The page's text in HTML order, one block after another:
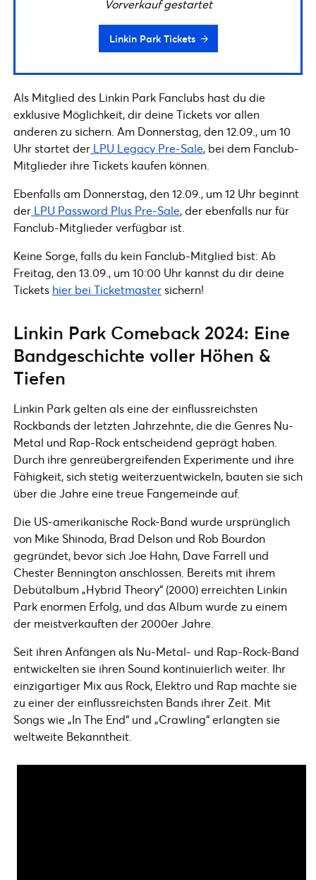
Vorverkauf gestartet
Linkin Park Tickets
Als Mitglied des Linkin Park Fanclubs hast du die
exklusive Möglichkeit, dir deine Tickets vor allen
anderen zu sichern. Am Donnerstag, den 12.09., um 10
Uhr startet der LPU Legacy Pre-Sale, bei dem Fanclub-
Mitglieder ihre Tickets kaufen können.
Ebenfalls am Donnerstag, den 12.09., um 12 Uhr beginnt
der LPU Password Plus Pre-Sale, der ebenfalls nur für
Fanclub-Mitglieder verfügbar ist.
Keine Sorge, falls du kein Fanclub-Mitglied bist: Ab
Freitag, den 13.09., um 10:00 Uhr kannst du dir deine
Tickets hier bei Ticketmastersichern!
Linkin Park Comeback 2024: Eine
Bandgeschichte voller Höhen &
Tiefen
Linkin Park gelten als eine der einflussreichsten
Rockbands der letzten Jahrzehnte, die die Genres Nu-
Metal und Rap-Rock entscheidend geprägt haben.
Durch ihre genreübergreifenden Experimente und ihre
Fähigkeit, sich stetig weiterzuentwickeln, bauten sie sich
über die Jahre eine treue Fangemeinde auf.
Die US-amerikanische Rock-Band wurde ursprünglich
von Mike Shinoda, Brad Delson und Rob Bourdon
gegründet, bevor sich Joe Hahn, Dave Farrell und
Chester Bennington anschlossen. Bereits mit ihrem
Debütalbum „Hybrid Theory“ (2000) erreichten Linkin
Park enormen Erfolg, und das Album wurde zu einem
der meistverkauften der 2000er Jahre.
Seit ihren Anfängen als Nu-Metal- und Rap-Rock-Band
entwickelten sie ihren Sound kontinuierlich weiter. Ihr
einzigartiger Mix aus Rock, Elektro und Rap machte sie
zu einer der einflussreichsten Bands ihrer Zeit. Mit
Songs wie „In The End“ und „Crawling“ erlangten sie
weltweite Bekanntheit.